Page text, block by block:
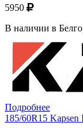
5950
В наличии в
Подробнее
185/60R15